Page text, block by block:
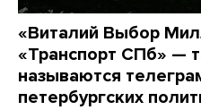
«Виталий Выбор
«Транспорт СПб» —
называются
петербургских